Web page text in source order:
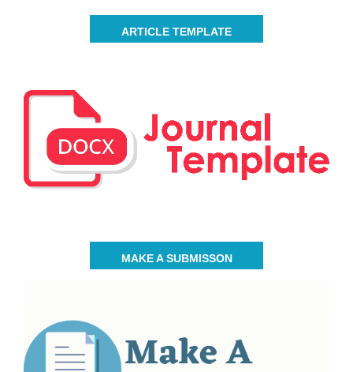
ARTICLE TEMPLATE
MAKE A SUBMISSON